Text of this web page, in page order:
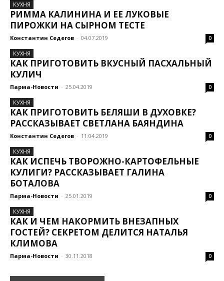
КУХНЯ
РИММА КАЛИНИНА И ЕЕ ЛУКОВЫЕ
ПИРОЖКИ НА СЫРНОМ ТЕСТЕ
Константин Седегов - 04.07.2019 0
КУХНЯ
КАК ПРИГОТОВИТЬ ВКУСНЫЙ ПАСХАЛЬНЫЙ
КУЛИЧ
Парма-Новости - 25.04.2019 0
КУХНЯ
КАК ПРИГОТОВИТЬ БЕЛЯШИ В ДУХОВКЕ?
РАССКАЗЫВАЕТ СВЕТЛАНА БАЯНДИНА
Константин Седегов - 11.04.2019 0
КУХНЯ
КАК ИСПЕЧЬ ТВОРОЖНО-КАРТОФЕЛЬНЫЕ
КУЛИГИ? РАССКАЗЫВАЕТ ГАЛИНА
БОТАЛОВА
Парма-Новости - 25.01.2019 0
КУХНЯ
КАК И ЧЕМ НАКОРМИТЬ ВНЕЗАПНЫХ
ГОСТЕЙ? СЕКРЕТОМ ДЕЛИТСЯ НАТАЛЬЯ
КЛИМОВА
Парма-Новости - 30.11.2018 0